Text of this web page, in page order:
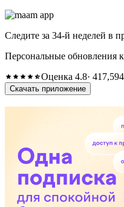
Следите за 34-й неделей в
Персональные обновления
Оценка 4.8·
Скачать приложение